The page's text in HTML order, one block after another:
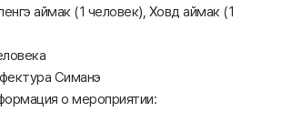
аймак (1 человек), Ховд аймак (1
Симанэ
о мероприятии: